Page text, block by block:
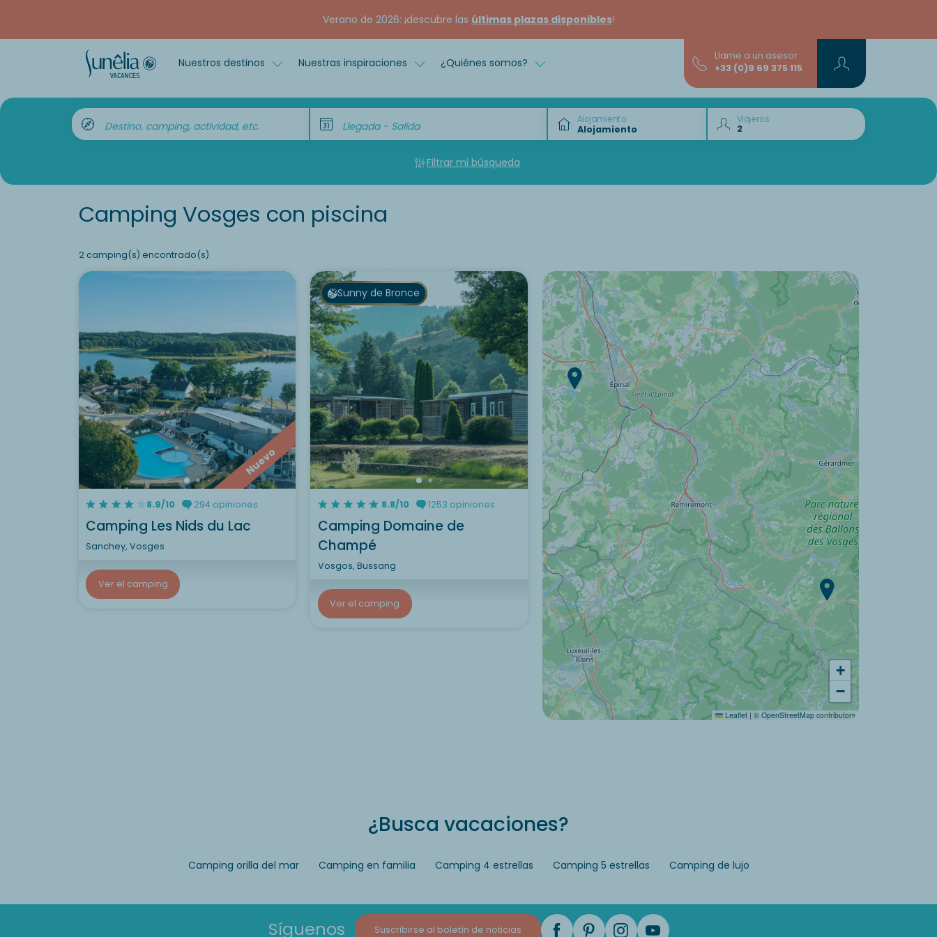
Verano de 2026: ¡descubre las últimas plazas disponibles!
Nuestros destinos Nuestras inspiraciones ¿Quiénes somos?
Llame a un asesor
+33 (0)9 69 375 115
Destino, camping, actividad, etc. Llegada - Salida Alojamiento Viajeros
Filtrar mi búsqueda
Camping Vosges con piscina
2 camping(s) encontrado(s)
Nuevo
¿Quiere descubrir :
Camping Les Nids du Lac ?
Descubra
8.9/10 294 opiniones
Camping Les Nids du Lac
Sanchey, Vosges
Ver el camping
Sunny de Bronce
8.8/10 1253 opiniones
Camping Domaine de
Champé
Vosgos, Bussang
Ver el camping
+
−
Leaflet | © OpenStreetMapcontributors
¿Busca vacaciones?
Camping orilla del mar Camping en familia Camping 4 estrellas Camping 5 estrellas Camping de lujo
Síguenos Suscribirse al boletín de noticias